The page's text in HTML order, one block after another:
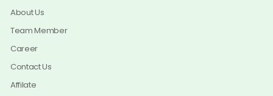
About Us
Team Member
Career
Contact Us
Affilate